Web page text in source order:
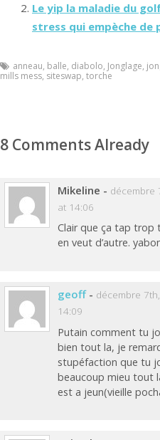
Le yip la maladie du
stress qui empèche de
anneau, balle, diabolo, Jonglage,
mills mess, siteswap, torche
8 Comments Already
Mikeline - décembre
at 14:06
Clair que ça tap trop
en veut d’autre.
geoff - décembre
14:09
Putain comment tu
bien tout la, je
stupéfaction que tu
beaucoup mieu tout
est a jeun(vieille